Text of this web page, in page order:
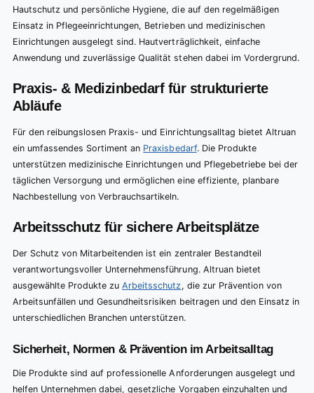
Hautschutz und persönliche Hygiene, die auf den regelmäßigen
Einsatz in Pflegeeinrichtungen, Betrieben und medizinischen
Einrichtungen ausgelegt sind. Hautverträglichkeit, einfache
Anwendung und zuverlässige Qualität stehen dabei im Vordergrund.
Praxis- & Medizinbedarf für strukturierte
Abläufe
Für den reibungslosen Praxis- und Einrichtungsalltag bietet Altruan
ein umfassendes Sortiment an Praxisbedarf. Die Produkte
unterstützen medizinische Einrichtungen und Pflegebetriebe bei der
täglichen Versorgung und ermöglichen eine effiziente, planbare
Nachbestellung von Verbrauchsartikeln.
Arbeitsschutz für sichere Arbeitsplätze
Der Schutz von Mitarbeitenden ist ein zentraler Bestandteil
verantwortungsvoller Unternehmensführung. Altruan bietet
ausgewählte Produkte zuArbeitsschutz , die zur Prävention von
Arbeitsunfällen und Gesundheitsrisiken beitragen und den Einsatz in
unterschiedlichen Branchen unterstützen.
Sicherheit, Normen & Prävention im Arbeitsalltag
Die Produkte sind auf professionelle Anforderungen ausgelegt und
helfen Unternehmen dabei, gesetzliche Vorgaben einzuhalten und